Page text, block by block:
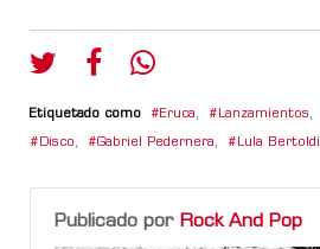
Etiquetado como Eruca, Lanzamientos,
Disco, Gabriel Pedernera, Lula Bertoldi
Publicado por Rock And Pop